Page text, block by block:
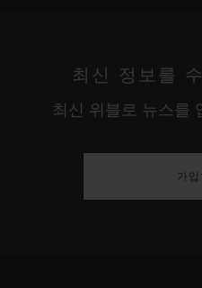
최신 정보를
최신 위블로 뉴스를
가입